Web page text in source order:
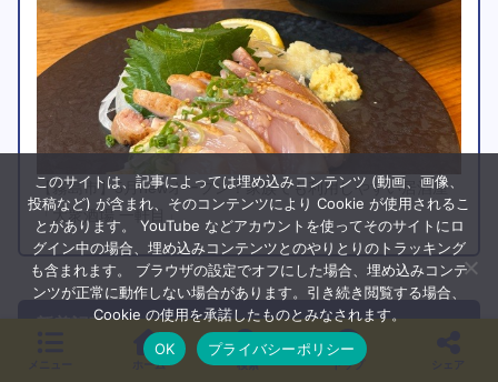
【霧島市】5月newオープン！家族でも利用しやすい居酒屋
「大衆酒場 一軒目」
新着記事
ホーム 検索 トップ
このサイトは、記事によっては埋め込みコンテンツ (動画、画像、
投稿など) が含まれ、そのコンテンツにより Cookie が使用されるこ
とがあります。 YouTube などアカウントを使ってそのサイトにロ
グイン中の場合、埋め込みコンテンツとのやりとりのトラッキング
も含まれます。 ブラウザの設定でオフにした場合、埋め込みコンテ
ンツが正常に動作しない場合があります。引き続き閲覧する場合、
Cookie の使用を承諾したものとみなされます。
OK
プライバシーポリシー